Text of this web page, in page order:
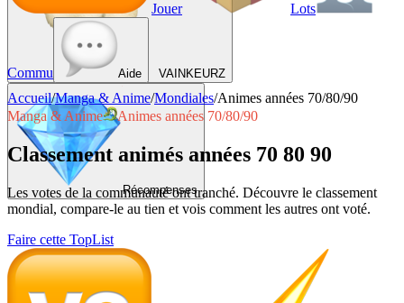
VAINKEURZ
Récompenses
Jouer Lots
Commu Aide
Accueil/Manga & Anime/Mondiales/Animes années 70/80/90
Manga & Anime
Animes années 70/80/90
Classement animés années 70 80 90
Les votes de la communauté ont tranché. Découvre le classement
mondial, compare-le au tien et vois comment les autres ont voté.
Faire cette TopList